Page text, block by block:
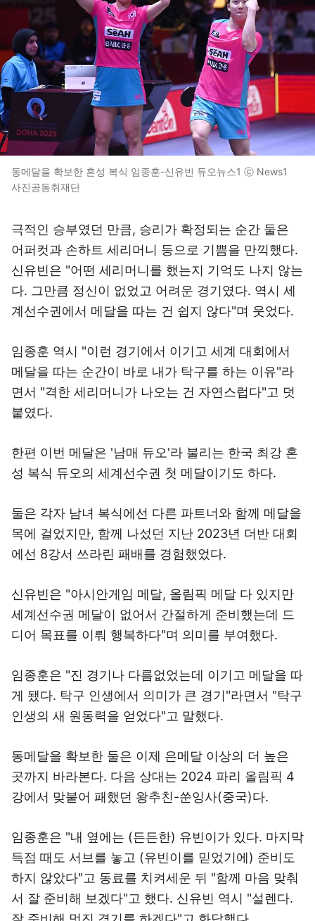
동메달을 확보한 혼성 복식 임종훈-신유빈 듀오뉴스1 ⓒ News1
사진공동취재단
극적인 승부였던 만큼, 승리가 확정되는 순간 둘은
어퍼컷과 손하트 세리머니 등으로 기쁨을 만끽했다.
신유빈은 "어떤 세리머니를 했는지 기억도 나지 않는
다. 그만큼 정신이 없었고 어려운 경기였다. 역시 세
계선수권에서 메달을 따는 건 쉽지 않다"며 웃었다.
임종훈 역시 "이런 경기에서 이기고 세계 대회에서
메달을 따는 순간이 바로 내가 탁구를 하는 이유"라
면서 "격한 세리머니가 나오는 건 자연스럽다"고 덧
붙였다.
한편 이번 메달은 '남매 듀오'라 불리는 한국 최강 혼
성 복식 듀오의 세계선수권 첫 메달이기도 하다.
둘은 각자 남녀 복식에선 다른 파트너와 함께 메달을
목에 걸었지만, 함께 나섰던 지난 2023년 더반 대회
에선 8강서 쓰라린 패배를 경험했었다.
신유빈은 "아시안게임 메달, 올림픽 메달 다 있지만
세계선수권 메달이 없어서 간절하게 준비했는데 드
디어 목표를 이뤄 행복하다"며 의미를 부여했다.
임종훈은 "진 경기나 다름없었는데 이기고 메달을 따
게 됐다. 탁구 인생에서 의미가 큰 경기"라면서 "탁구
인생의 새 원동력을 얻었다"고 말했다.
동메달을 확보한 둘은 이제 은메달 이상의 더 높은
곳까지 바라본다. 다음 상대는 2024 파리 올림픽 4
강에서 맞붙어 패했던 왕추친-쑨잉사(중국)다.
임종훈은 "내 옆에는 (든든한) 유빈이가 있다. 마지막
득점 때도 서브를 놓고 (유빈이를 믿었기에) 준비도
하지 않았다"고 동료를 치켜세운 뒤 "함께 마음 맞춰
서 잘 준비해 보겠다"고 했다. 신유빈 역시 "설렌다.